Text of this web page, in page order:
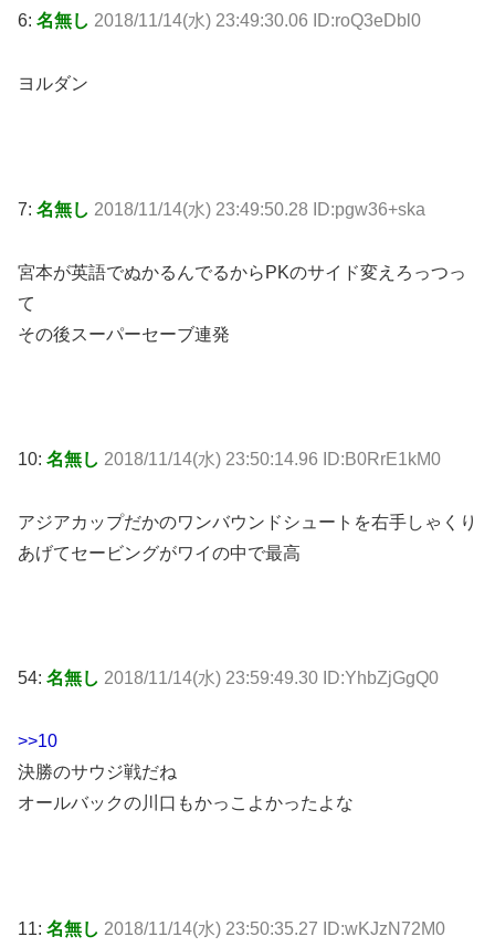
6: 名無し 2018/11/14(水) 23:49:30.06 ID:roQ3eDbl0
ヨルダン
7: 名無し 2018/11/14(水) 23:49:50.28 ID:pgw36+ska
宮本が英語でぬかるんでるからPKのサイド変えろっつっ
て
その後スーパーセーブ連発
10: 名無し 2018/11/14(水) 23:50:14.96 ID:B0RrE1kM0
アジアカップだかのワンバウンドシュートを右手しゃくり
あげてセービングがワイの中で最高
54: 名無し 2018/11/14(水) 23:59:49.30 ID:YhbZjGgQ0
>>10
決勝のサウジ戦だね
オールバックの川口もかっこよかったよな
11: 名無し 2018/11/14(水) 23:50:35.27 ID:wKJzN72M0